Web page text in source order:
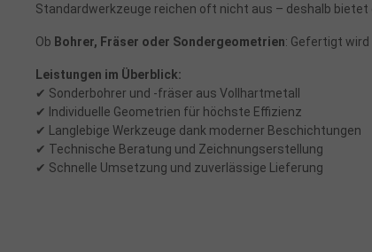
Standardwerkzeuge reichen oft nicht aus – deshalb bietet
Ob Bohrer, Fräser oder Sondergeometrien: Gefertigt wird
Leistungen im Überblick:
✔ Sonderbohrer und -fräser aus Vollhartmetall
✔ Individuelle Geometrien für höchste Effizienz
✔ Langlebige Werkzeuge dank moderner Beschichtungen
✔ Technische Beratung und Zeichnungserstellung
✔ Schnelle Umsetzung und zuverlässige Lieferung